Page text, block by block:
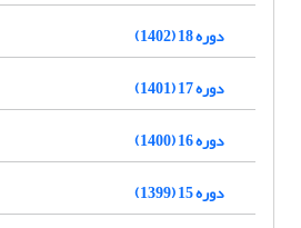
دوره 18 (1402)
دوره 17 (1401)
دوره 16 (1400)
دوره 15 (1399)